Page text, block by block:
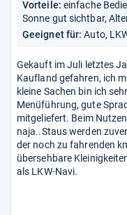
Vorteile: einfache
Sonne gut sichtbar,
Geeignet für: Auto,
Gekauft im Juli letztes
Kaufland gefahren, ich
kleine Sachen bin ich
Menüführung, gute
mitgeliefert. Beim
naja..Staus werden
der noch zu fahrenden
übersehbare
als LKW-Navi.